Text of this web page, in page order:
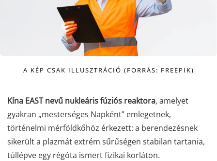
A KÉP CSAK ILLUSZTRÁCIÓ (FORRÁS: FREEPIK)
Kína EAST nevű nukleáris fúziós reaktora, amelyet
gyakran „mesterséges Napként” emlegetnek,
történelmi mérföldkőhöz érkezett: a berendezésnek
sikerült a plazmát extrém sűrűségen stabilan tartania,
túllépve egy régóta ismert fizikai korláton.